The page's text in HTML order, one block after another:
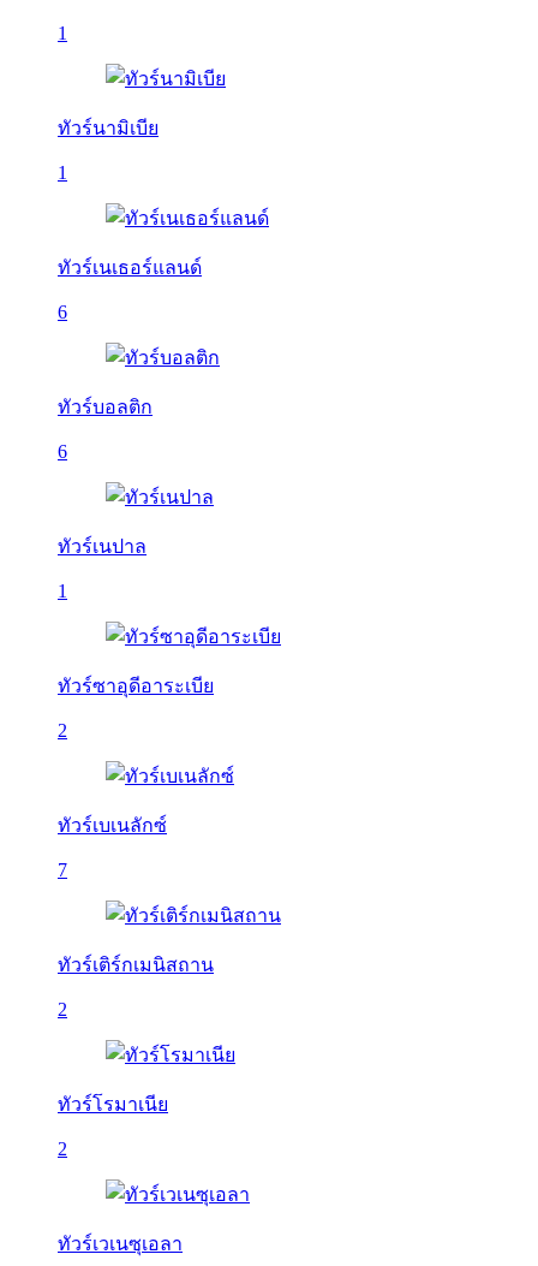
1
ทัวร์นามิเบีย
1
ทัวร์เนเธอร์แลนด์
6
ทัวร์บอลติก
6
ทัวร์เนปาล
1
ทัวร์ซาอุดีอาระเบีย
2
ทัวร์เบเนลักซ์
7
ทัวร์เติร์กเมนิสถาน
2
ทัวร์โรมาเนีย
2
ทัวร์เวเนซุเอลา